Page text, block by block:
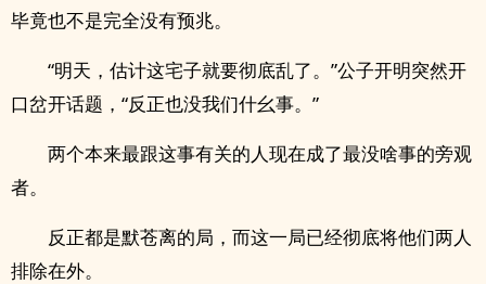
毕竟也不是完全没有预兆。
“明天，估计这宅子就要彻底乱了。”公子开明突然开
口岔开话题，“反正也没我们什幺事。”
两个本来最跟这事有关的人现在成了最没啥事的旁观
者。
反正都是默苍离的局，而这一局已经彻底将他们两人
排除在外。